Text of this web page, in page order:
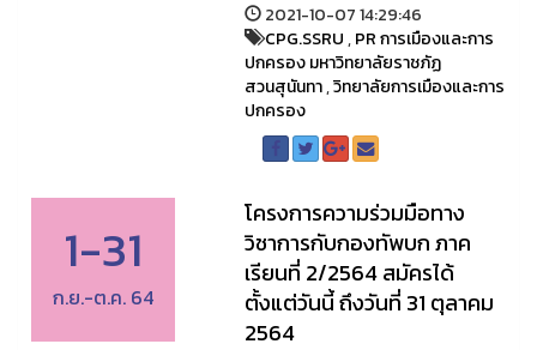
2021-10-07 14:29:46
CPG.SSRU,PR การเมืองและการ
ปกครอง มหาวิทยาลัยราชภัฏ
สวนสุนันทา,วิทยาลัยการเมืองและการ
ปกครอง
1-31
ก.ย.-ต.ค. 64
โครงการความร่วมมือทาง
วิชาการกับกองทัพบก ภาค
เรียนที่ 2/2564 สมัครได้
ตั้งแต่วันนี้ ถึงวันที่ 31 ตุลาคม
2564